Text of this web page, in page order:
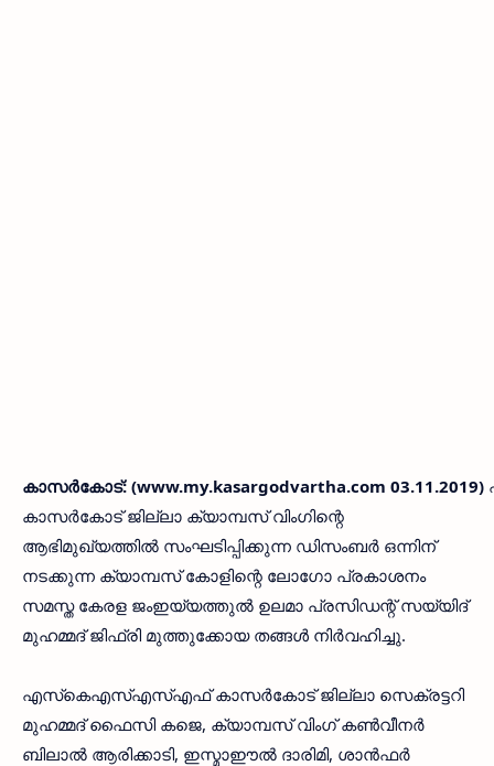
കാസര്‍കോട്: (www.my.kasargodvartha.com 03.11.2019)
കാസര്‍കോട് ജില്ലാ ക്യാമ്പസ് വിംഗിന്റെ
ആഭിമുഖ്യത്തില്‍ സംഘടിപ്പിക്കുന്ന ഡിസംബര്‍ ഒന്നിന്
നടക്കുന്ന ക്യാമ്പസ് കോളിന്റെ ലോഗോ പ്രകാശനം
സമസ്ത കേരള ജംഇയ്യത്തുല്‍ ഉലമാ പ്രസിഡന്റ് സയ്യിദ്
മുഹമ്മദ് ജിഫ്രി മുത്തുക്കോയ തങ്ങള്‍ നിര്‍വഹിച്ചു.
എസ്‌കെഎസ്എസ്എഫ് കാസര്‍കോട് ജില്ലാ സെക്രട്ടറി
മുഹമ്മദ് ഫൈസി കജെ, ക്യാമ്പസ് വിംഗ് കണ്‍വീനര്‍
ബിലാല്‍ ആരിക്കാടി, ഇസ്മാഈല്‍ ദാരിമി, ശാന്‍ഫര്‍